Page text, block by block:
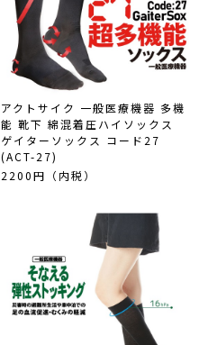
アクトサイク 一般医療機器 多機
能 靴下 綿混着圧ハイソックス
ゲイターソックス コード27
(ACT-27)
2200円（内税）